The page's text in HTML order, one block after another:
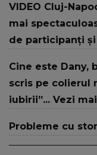
unui pat: " Îmi
mai mult pentru
VIDEO Cluj-
mai
de participanți și
Cine este Dany,
scris pe colierul
iubirii”... Vezi
Probleme cu